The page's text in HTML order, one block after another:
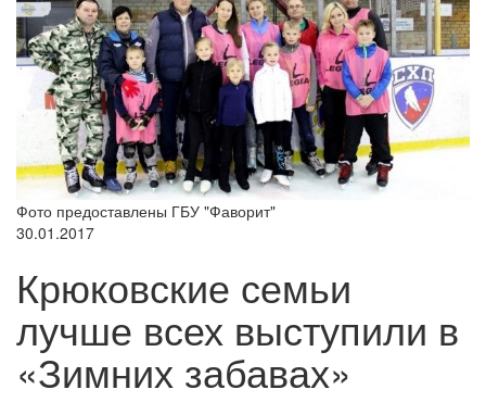
Фото предоставлены ГБУ "Фаворит"
30.01.2017
Крюковские семьи
лучше всех выступили в
«Зимних забавах»